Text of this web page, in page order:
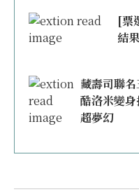
[票
結
藏壽司聯
酷洛米變
超夢幻